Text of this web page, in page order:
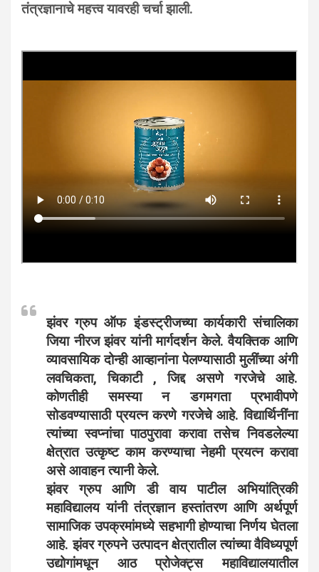
तंत्रज्ञानाचे महत्त्व यावरही चर्चा झाली.
झंवर ग्रुप ऑफ इंडस्ट्रीजच्या कार्यकारी संचालिका
जिया नीरज झंवर यांनी मार्गदर्शन केले. वैयक्तिक आणि
व्यावसायिक दोन्ही आव्हानांना पेलण्यासाठी मुलींच्या अंगी
लवचिकता, चिकाटी , जिद्द असणे गरजेचे आहे.
कोणतीही समस्या न डगमगता प्रभावीपणे
सोडवण्यासाठी प्रयत्न करणे गरजेचे आहे. विद्यार्थिनींना
त्यांच्या स्वप्नांचा पाठपुरावा करावा तसेच निवडलेल्या
क्षेत्रात उत्कृष्ट काम करण्याचा नेहमी प्रयत्न करावा
असे आवाहन त्यानी केले.
झंवर ग्रुप आणि डी वाय पाटील अभियांत्रिकी
महाविद्यालय यांनी तंत्रज्ञान हस्तांतरण आणि अर्थपूर्ण
सामाजिक उपक्रमांमध्ये सहभागी होण्याचा निर्णय घेतला
आहे. झंवर ग्रुपने उत्पादन क्षेत्रातील त्यांच्या वैविध्यपूर्ण
उद्योगांमधून आठ प्रोजेक्ट्स महाविद्यालयातील